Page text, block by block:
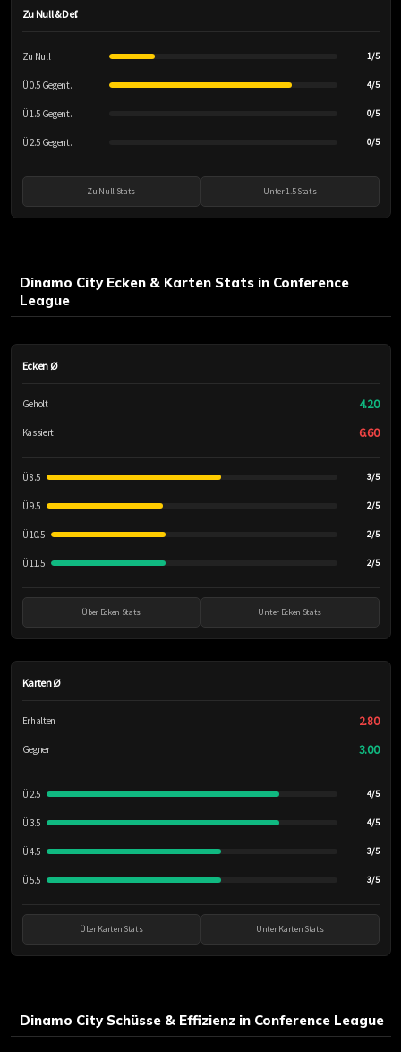
Zu Null & Def.
Zu Null 1/5
Ü 0.5 Gegent. 4/5
Ü 1.5 Gegent. 0/5
Ü 2.5 Gegent. 0/5
Zu Null Stats Unter 1.5 Stats
Dinamo City Ecken & Karten Stats in Conference
League
Ecken Ø
Geholt 4.20
Kassiert 6.60
Ü 8.5 3/5
Ü 9.5 2/5
Ü 10.5 2/5
Ü 11.5 2/5
Über Ecken Stats Unter Ecken Stats
Karten Ø
Erhalten 2.80
Gegner 3.00
Ü 2.5 4/5
Ü 3.5 4/5
Ü 4.5 3/5
Ü 5.5 3/5
Über Karten Stats Unter Karten Stats
Dinamo City Schüsse & Effizienz in Conference League